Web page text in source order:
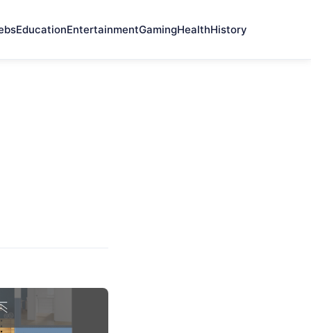
EducationEntertainmentGamingHealthHistory